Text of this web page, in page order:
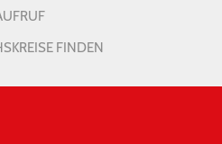
FINDEN